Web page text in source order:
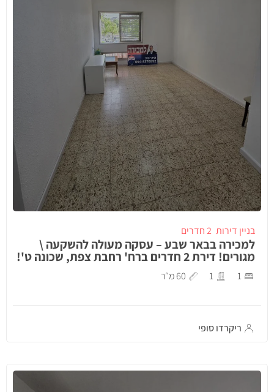
בניין דירות 2 חדרים
למכירה בבאר שבע – עסקה מעולה להשקעה \
מגורים! דירת 2 חדרים ברח' רחבת צפת, שכונה ט'!
1
1 60 מ״ר
ריקרדו סופי